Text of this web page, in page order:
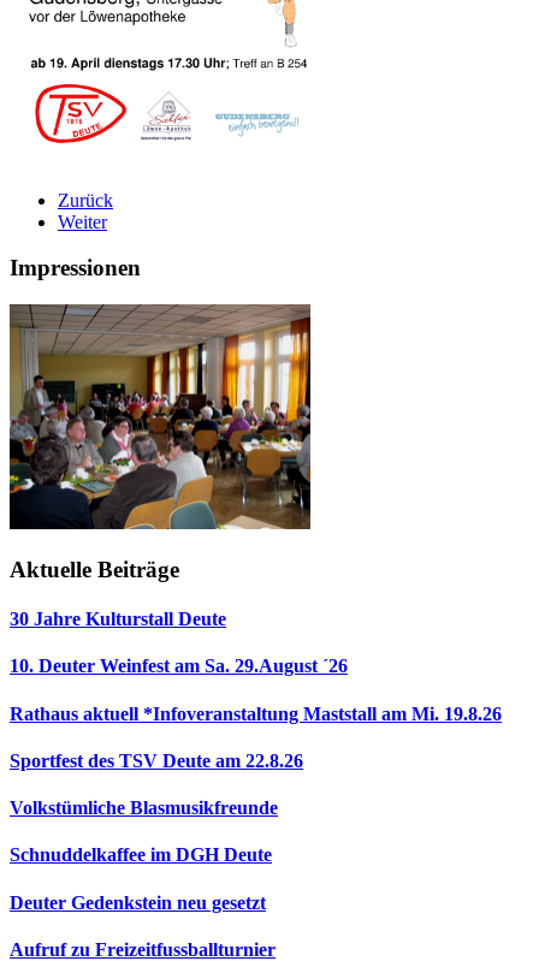
Zurück
Weiter
Impressionen
Aktuelle Beiträge
30 Jahre Kulturstall Deute
10. Deuter Weinfest am Sa. 29.August ´26
Rathaus aktuell *Infoveranstaltung Maststall am Mi. 19.8.26
Sportfest des TSV Deute am 22.8.26
Volkstümliche Blasmusikfreunde
Schnuddelkaffee im DGH Deute
Deuter Gedenkstein neu gesetzt
Aufruf zu Freizeitfussballturnier